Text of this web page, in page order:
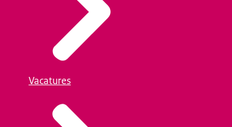
Vacatures